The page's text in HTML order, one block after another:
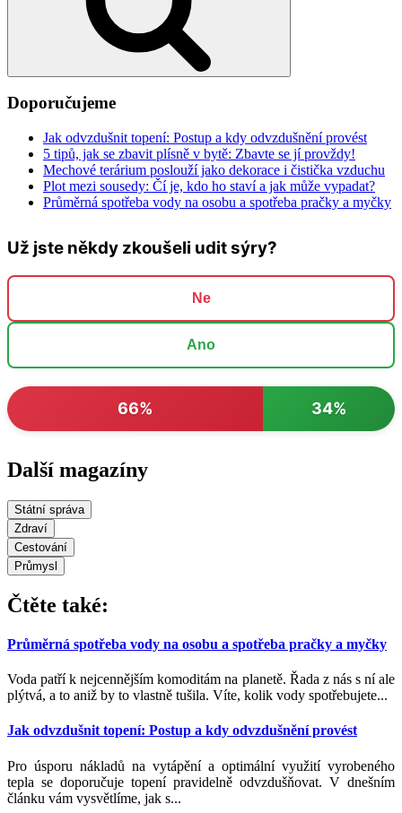
Doporučujeme
Jak odvzdušnit topení: Postup a kdy odvzdušnění provést
5 tipů, jak se zbavit plísně v bytě: Zbavte se jí provždy!
Mechové terárium poslouží jako dekorace i čistička vzduchu
Plot mezi sousedy: Čí je, kdo ho staví a jak může vypadat?
Průměrná spotřeba vody na osobu a spotřeba pračky a myčky
Už jste někdy zkoušeli udit sýry?
Ne
Ano
66% 34%
Další magazíny
Státní správa
Zdraví
Cestování
Průmysl
Čtěte také:
Průměrná spotřeba vody na osobu a spotřeba pračky a myčky
Voda patří k nejcennějším komoditám na planetě. Řada z nás s ní ale
plýtvá, a to aniž by to vlastně tušila. Víte, kolik vody spotřebujete...
Jak odvzdušnit topení: Postup a kdy odvzdušnění provést
Pro úsporu nákladů na vytápění a optimální využití vyrobeného
tepla se doporučuje topení pravidelně odvzdušňovat. V dnešním
článku vám vysvětlíme, jak s...